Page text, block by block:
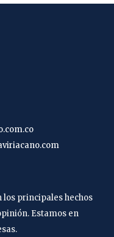
principales hechos
Estamos en